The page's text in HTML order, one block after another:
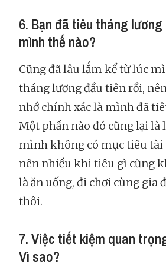
6. Bạn đã tiêu tháng
mình thế nào?
Cũng đã lâu lắm kể từ lúc
tháng lương đầu tiên rồi,
nhớ chính xác là mình đã
Một phần nào đó cũng lại là
mình không có mục tiêu tài
nên nhiều khi tiêu gì cũng
là ăn uống, đi chơi cùng gia
thôi.
7. Việc tiết kiệm quan
Vì sao?